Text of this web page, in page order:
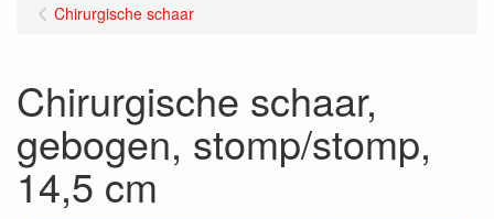
Chirurgische schaar
Chirurgische schaar,
gebogen, stomp/stomp,
14,5 cm